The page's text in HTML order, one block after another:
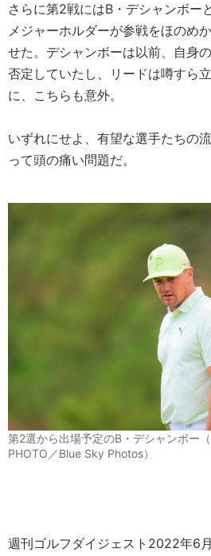
さらに第2戦にはB・デシャンボー
メジャーホルダーが参戦をほのめ
せた。デシャンボーは以前、自身
否定していたし、リードは噂すら
に、こちらも意外。
いずれにせよ、有望な選手たちの
って頭の痛い問題だ。
第2選から出場予定のB・デシャンボー
PHOTO／Blue Sky Photos）
週刊ゴルフダイジェスト2022年6